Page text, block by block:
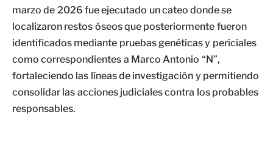
marzo de 2026 fue ejecutado un cateo donde se
localizaron restos óseos que posteriormente fueron
identificados mediante pruebas genéticas y periciales
como correspondientes a Marco Antonio “N”,
fortaleciendo las líneas de investigación y permitiendo
consolidar las acciones judiciales contra los probables
responsables.